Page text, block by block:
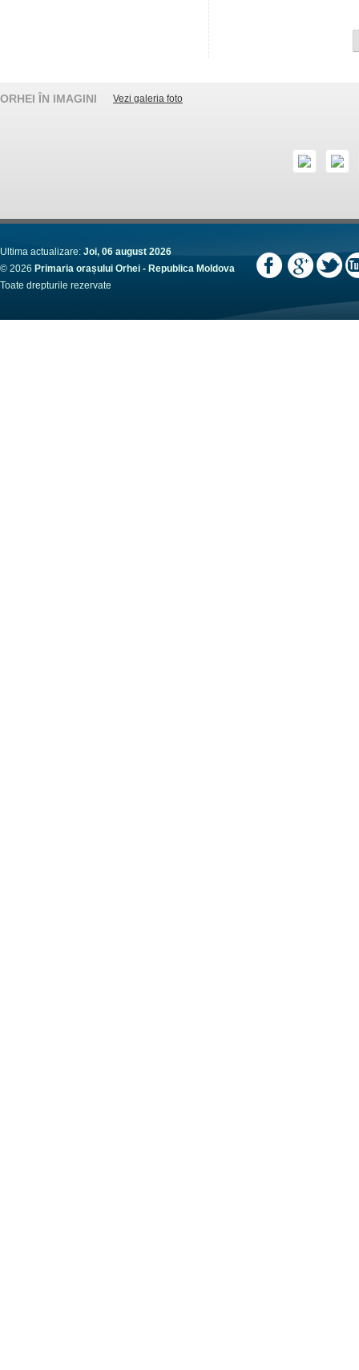
ORHEI ÎN IMAGINI Vezi galeria foto
Ultima actualizare: Joi, 06 august 2026
© 2026 Primaria orașului Orhei - Republica Moldova
Toate drepturile rezervate